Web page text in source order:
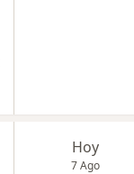
Hoy
7 Ago